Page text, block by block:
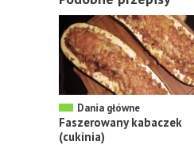
Dania główne
Faszerowany kabaczek
(cukinia)